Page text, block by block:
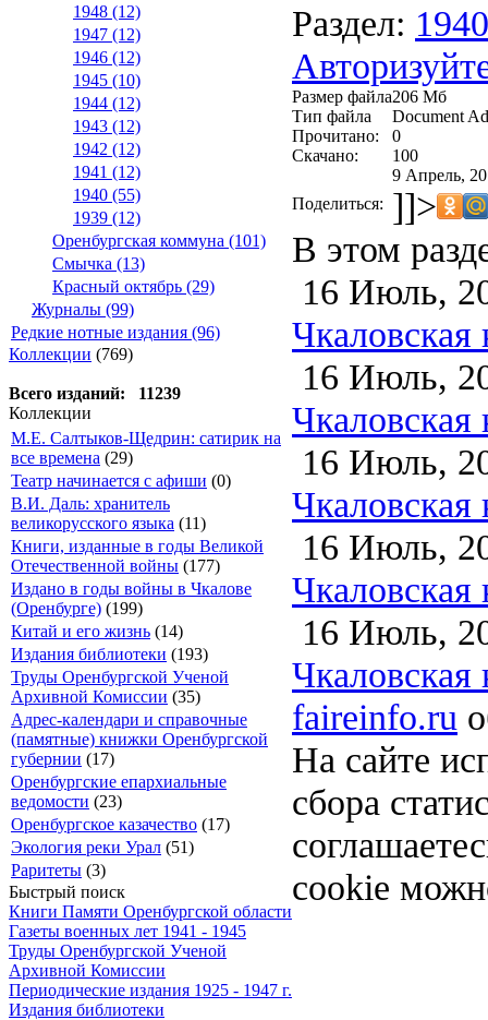
1948 (12)
1947 (12)
1946 (12)
1945 (10)
1944 (12)
1943 (12)
1942 (12)
1941 (12)
1940 (55)
1939 (12)
Оренбургская коммуна (101)
Смычка (13)
Красный октябрь (29)
Журналы (99)
Редкие нотные издания (96)
Коллекции (769)
Всего изданий: 11239
Коллекции
М.Е. Салтыков-Щедрин: сатирик на
все времена (29)
Театр начинается с афиши (0)
В.И. Даль: хранитель
великорусского языка (11)
Книги, изданные в годы Великой
Отечественной войны (177)
Издано в годы войны в Чкалове
(Оренбурге) (199)
Китай и его жизнь (14)
Издания библиотеки (193)
Труды Оренбургской Ученой
Архивной Комиссии (35)
Адрес-календари и справочные
(памятные) книжки Оренбургской
губернии (17)
Оренбургские епархиальные
ведомости (23)
Оренбургское казачество (17)
Экология реки Урал (51)
Раритеты (3)
Быстрый поиск
Книги Памяти Оренбургской области
Газеты военных лет 1941 - 1945
Труды Оренбургской Ученой
Архивной Комиссии
Периодические издания 1925 - 1947 г.
Издания библиотеки
Раздел: 1940
Размер файла206 Мб
Тип файла
Document
Прочитано:
0
Скачано:
100
9 Апрель,
Поделиться: ]]>
В этом
16 Июль,
16 Июль,
16 Июль,
16 Июль,
16 Июль,
faireinfo.ru
На сайте
сбора
cookie